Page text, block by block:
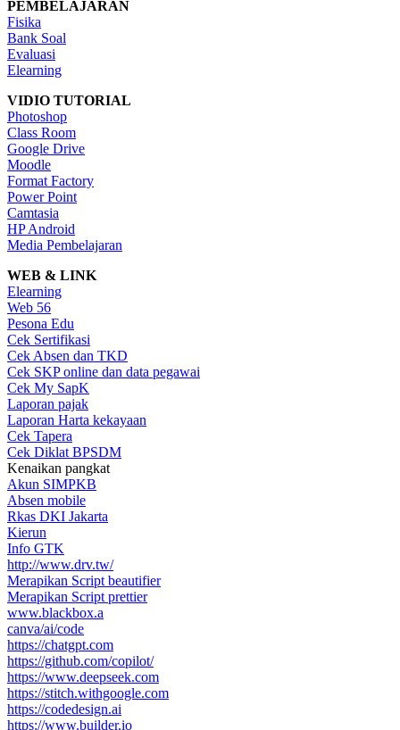
PEMBELAJARAN
Fisika
Bank Soal
Evaluasi
Elearning
VIDIO TUTORIAL
Photoshop
Class Room
Google Drive
Moodle
Format Factory
Power Point
Camtasia
HP Android
Media Pembelajaran
WEB & LINK
Elearning
Web 56
Pesona Edu
Cek Sertifikasi
Cek Absen dan TKD
Cek SKP online dan data pegawai
Cek My SapK
Laporan pajak
Laporan Harta kekayaan
Cek Tapera
Cek Diklat BPSDM
Kenaikan pangkat
Akun SIMPKB
Absen mobile
Rkas DKI Jakarta
Kierun
Info GTK
http://www.drv.tw/
Merapikan Script beautifier
Merapikan Script prettier
www.blackbox.a
canva/ai/code
https://chatgpt.com
https://github.com/copilot/
https://www.deepseek.com
https://stitch.withgoogle.com
https://codedesign.ai
https://www.builder.io